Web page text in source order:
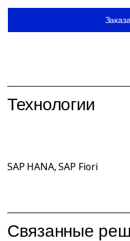
Технологии
SAP HANA, SAP Fiori
Связанные